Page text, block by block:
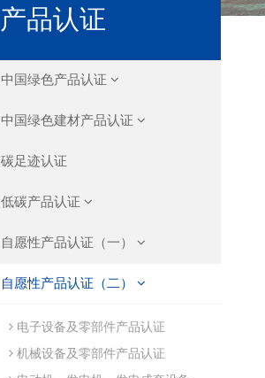
产品认证
中国绿色产品认证
中国绿色建材产品认证
碳足迹认证
低碳产品认证
自愿性产品认证（一）
自愿性产品认证（二）
电子设备及零部件产品认证
机械设备及零部件产品认证